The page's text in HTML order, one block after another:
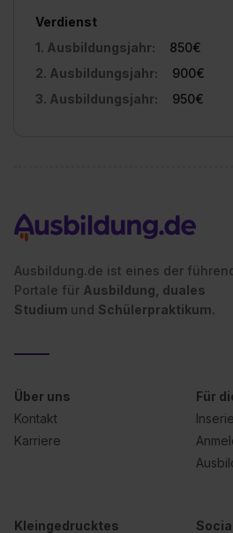
Verdienst
1. Ausbildungsjahr:
850€
2. Ausbildungsjahr:
900€
3. Ausbildungsjahr:
950€
Ausbildung.de ist eines der
Portale für Ausbildung, duales
Studium und Schülerpraktikum.
Über uns
Kontakt
Karriere
Für
Kleingedrucktes